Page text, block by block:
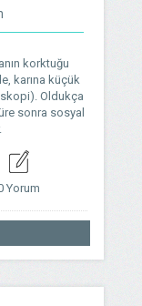
korktuğu
karına küçük
Oldukça
sonra sosyal
Yorum